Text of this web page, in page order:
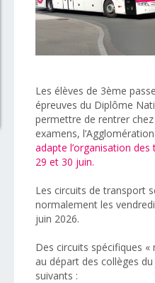
Les élèves de 3ème
épreuves du Diplôme
permettre de rentrer
examens,
adapte l’organisation
29 et 30 juin.
Les circuits de transport
normalement les
juin 2026.
Des circuits spécifiques
au départ des collèges
suivants :